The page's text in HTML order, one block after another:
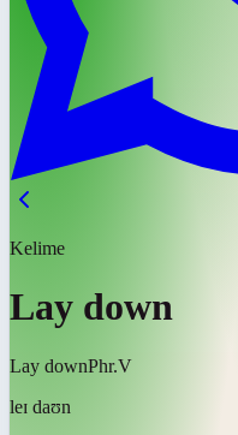
Kelime
Lay down
Lay downPhr.V
leɪ daʊn